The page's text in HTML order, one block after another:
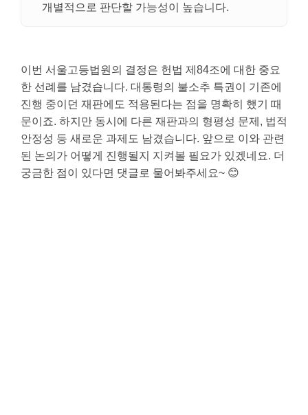
개별적으로 판단할 가능성이 높습니다.
이번 서울고등법원의 결정은 헌법 제84조에 대한 중요
한 선례를 남겼습니다. 대통령의 불소추 특권이 기존에
진행 중이던 재판에도 적용된다는 점을 명확히 했기 때
문이죠. 하지만 동시에 다른 재판과의 형평성 문제, 법적
안정성 등 새로운 과제도 남겼습니다. 앞으로 이와 관련
된 논의가 어떻게 진행될지 지켜볼 필요가 있겠네요. 더
궁금한 점이 있다면 댓글로 물어봐주세요~ 😊